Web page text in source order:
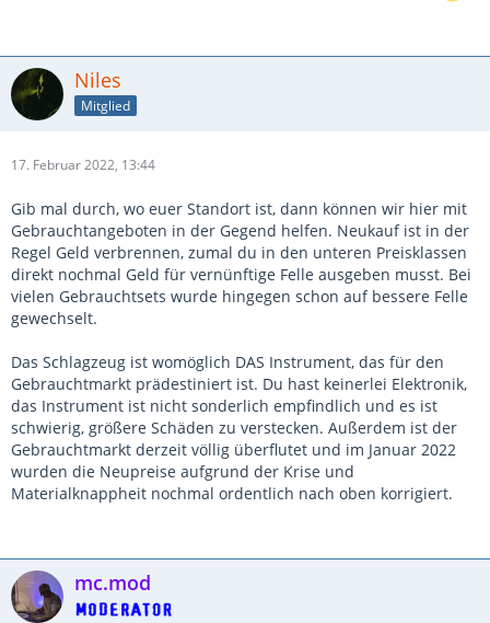
Niles
Mitglied
17. Februar 2022, 13:44
Gib mal durch, wo euer Standort ist, dann können wir hier mit
Gebrauchtangeboten in der Gegend helfen. Neukauf ist in der
Regel Geld verbrennen, zumal du in den unteren Preisklassen
direkt nochmal Geld für vernünftige Felle ausgeben musst. Bei
vielen Gebrauchtsets wurde hingegen schon auf bessere Felle
gewechselt.
Das Schlagzeug ist womöglich DAS Instrument, das für den
Gebrauchtmarkt prädestiniert ist. Du hast keinerlei Elektronik,
das Instrument ist nicht sonderlich empfindlich und es ist
schwierig, größere Schäden zu verstecken. Außerdem ist der
Gebrauchtmarkt derzeit völlig überflutet und im Januar 2022
wurden die Neupreise aufgrund der Krise und
Materialknappheit nochmal ordentlich nach oben korrigiert.
mc.mod